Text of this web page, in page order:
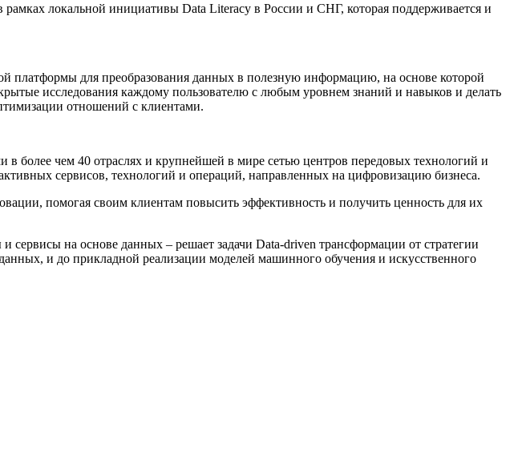
локальной инициативы Data Literacy в России и СНГ, которая поддерживается и
платформы для преобразования данных в полезную информацию, на основе которой
исследования каждому пользователю с любым уровнем знаний и навыков и делать
отношений с клиентами.
более чем 40 отраслях и крупнейшей в мире сетью центров передовых технологий и
сервисов, технологий и операций, направленных на цифровизацию бизнеса.
помогая своим клиентам повысить эффективность и получить ценность для их
сервисы на основе данных – решает задачи Data-driven трансформации от стратегии
и до прикладной реализации моделей машинного обучения и искусственного